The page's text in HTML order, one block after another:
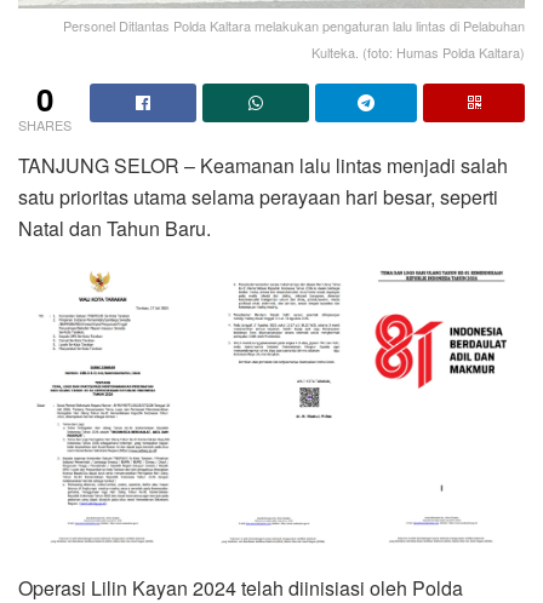
Personel Ditlantas Polda Kaltara melakukan pengaturan lalu lintas di Pelabuhan
Kulteka. (foto: Humas Polda Kaltara)
0
SHARES
TANJUNG SELOR – Keamanan lalu lintas menjadi salah
satu prioritas utama selama perayaan hari besar, seperti
Natal dan Tahun Baru.
Operasi Lilin Kayan 2024 telah diinisiasi oleh Polda